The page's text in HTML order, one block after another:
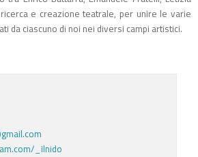
e creazione teatrale, per unire le varie
da ciascuno di noi nei diversi campi artistici.
_ilnido